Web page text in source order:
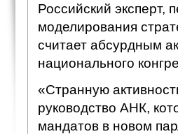
Российский эксперт,
моделирования
считает абсурдным
национального
«Странную
руководство АНК,
мандатов в новом